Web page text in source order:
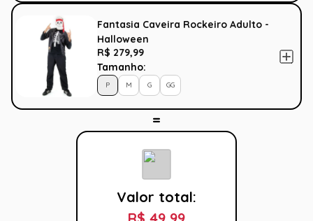
Fantasia Caveira Rockeiro Adulto -
Halloween
R$ 279,99
Tamanho:
P M G GG
Valor total: